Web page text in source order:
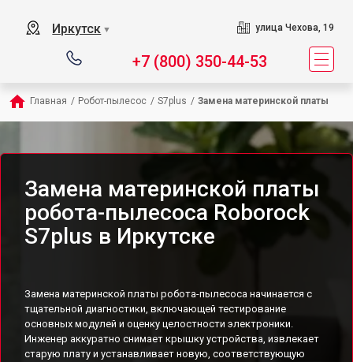
Иркутск ▼ улица Чехова, 19
+7 (800) 350-44-53
Главная / Робот-пылесос / S7plus / Замена материнской платы
Замена материнской платы
робота-пылесоса Roborock
S7plus в Иркутске
Замена материнской платы робота-пылесоса начинается с
тщательной диагностики, включающей тестирование
основных модулей и оценку целостности электроники.
Инженер аккуратно снимает крышку устройства, извлекает
старую плату и устанавливает новую, соответствующую